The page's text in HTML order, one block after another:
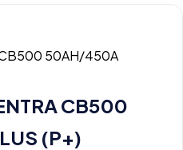
CB500
(P+)